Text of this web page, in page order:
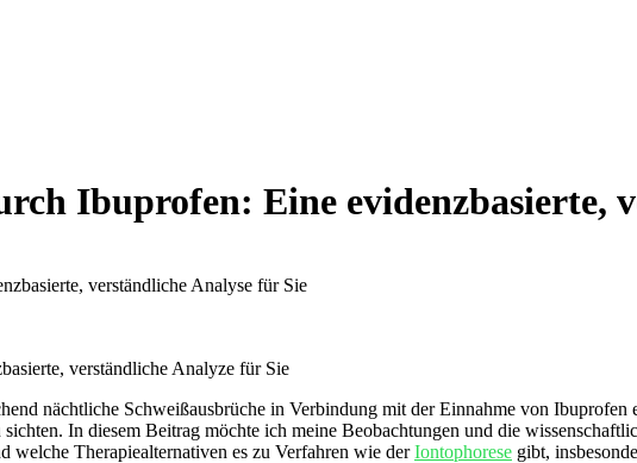
Ibuprofen: Eine evidenzbasierte,
⁣verständliche Analyze für Sie
nächtliche Schweißausbrüche in ​Verbindung mit der ​Einnahme von
In diesem Beitrag möchte ich‌ meine Beobachtungen und die
welche Therapiealternativen es zu Verfahren wie derIontophorese ‍gibt,